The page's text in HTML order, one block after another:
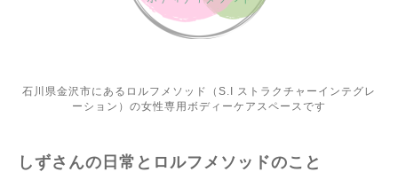
石川県金沢市にあるロルフメソッド（S.I ストラクチャーインテグレ
ーション）の女性専用ボディーケアスペースです
しずさんの日常とロルフメソッドのこと